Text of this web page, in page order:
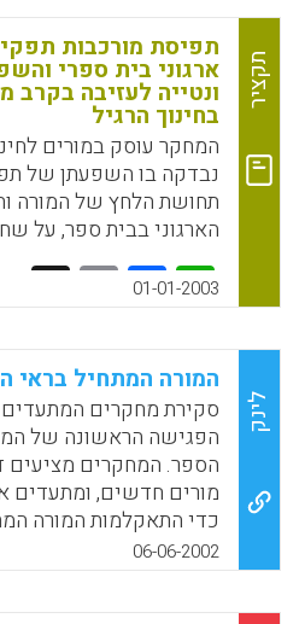
WhatsApp
X
תקציר
תפיסת מורכבות
ארגוני בית ספרי
ונטייה לעזיבה בקרב
בחינוך הרגיל
המחקר עוסק במורים
נבדקה בו השפעתן של
תחושת הלחץ של המורה
הארגוני בבית ספר, על
WhatsApp
Email 01-01-2003
לינק
המורה המתחיל בראי
סקירת מחקרים
הפגישה הראשונה של
הספר. המחקרים מציעים
מורים חדשים, ומתעדים
כדי התאקלמות המורה
WhatsApp
X 06-06-2002